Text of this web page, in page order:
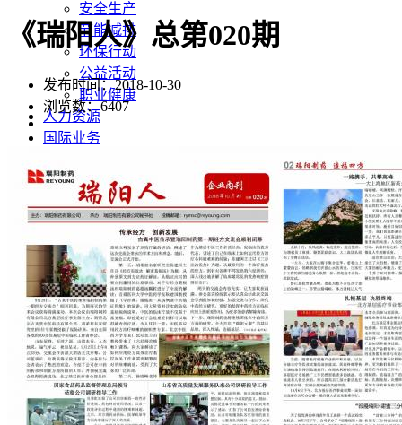
安全生产
节能减排
环保行动
公益活动
职业健康
人力资源
国际业务
不良反应/事件上报
药品说明书安全项修订告知
药品说明书查询
药物警戒
《瑞阳人》总第020期
发布时间：2018-10-30
浏览数：6407